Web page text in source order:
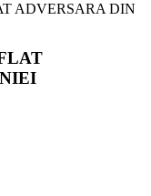
ADVERSARA DIN